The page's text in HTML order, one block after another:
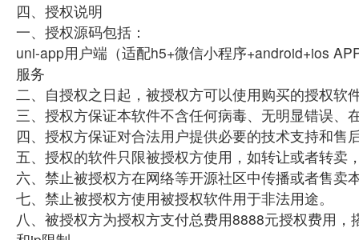
四、授权说明
一、授权源码包括：
uni-app用户端（适配h5+微信小程序+android+ios
服务
二、自授权之日起，被授权方可以使用购买的授权软
三、授权方保证本软件不含任何病毒、无明显错误
四、授权方保证对合法用户提供必要的技术支持和售
五、授权的软件只限被授权方使用，如转让或者转
六、禁止被授权方在网络等开源社区中传播或者售卖
七、禁止被授权方使用被授权软件用于非法用途。
八、被授权方为授权方支付总费用8888元授权费用